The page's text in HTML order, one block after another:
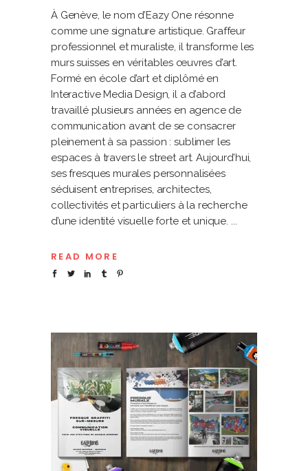
À Genève, le nom d’Eazy One résonne
comme une signature artistique. Graffeur
professionnel et muraliste, il transforme les
murs suisses en véritables œuvres d’art.
Formé en école d’art et diplômé en
Interactive Media Design, il a d’abord
travaillé plusieurs années en agence de
communication avant de se consacrer
pleinement à sa passion : sublimer les
espaces à travers le street art. Aujourd’hui,
ses fresques murales personnalisées
séduisent entreprises, architectes,
collectivités et particuliers à la recherche
d’une identité visuelle forte et unique.
READ MORE